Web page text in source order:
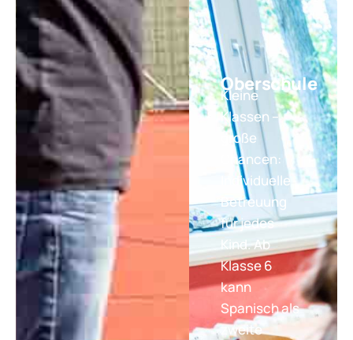
Oberschule
Kleine
Klassen –
große
Chancen:
Individuelle
Betreuung
für jedes
Kind. Ab
Klasse 6
kann
Spanisch als
zweite